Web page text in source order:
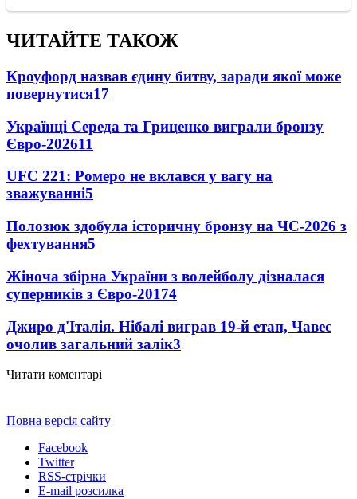
ЧИТАЙТЕ ТАКОЖ
Кроуфорд назвав єдину битву, заради якої може
повернутися17
Українці Середа та Гриценко виграли бронзу
Євро-202611
UFC 221: Ромеро не вклався у вагу на
зважуванні5
Полозюк здобула історичну бронзу на ЧС-2026 з
фехтування5
Жіноча збірна України з волейболу дізналася
суперників з Євро-20174
Джиро д'Італія. Нібалі виграв 19-й етап, Чавес
очолив загальний залік3
Читати коментарі
Повна версія сайту
Facebook
Twitter
RSS-стрічки
E-mail розсилка